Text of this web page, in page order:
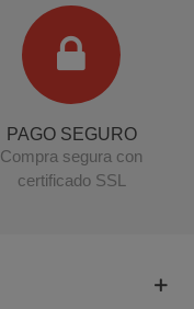
PAGO SEGURO
Compra segura con
certificado SSL